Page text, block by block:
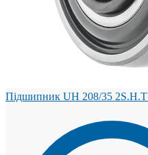
Підшипник UH 208/35 2S.H.T